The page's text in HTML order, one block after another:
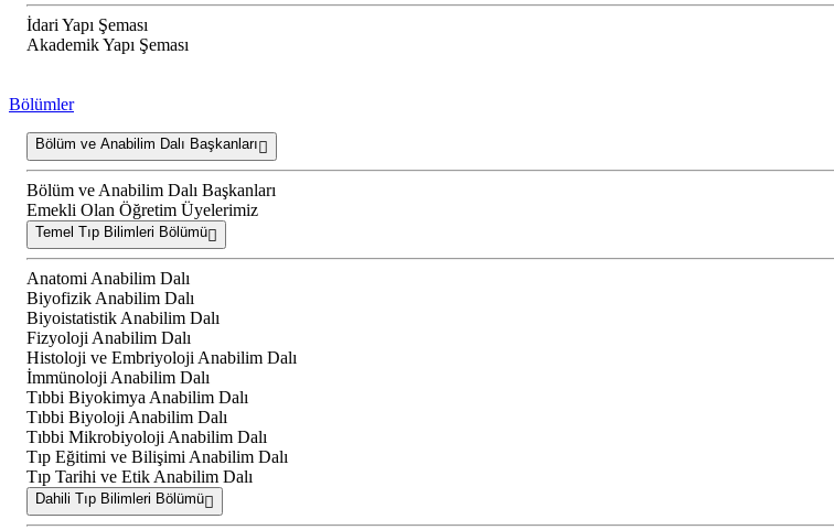
İdari Yapı Şeması
Akademik Yapı Şeması
Bölümler
Bölüm ve Anabilim Dalı Başkanları
Bölüm ve Anabilim Dalı Başkanları
Emekli Olan Öğretim Üyelerimiz
Temel Tıp Bilimleri Bölümü
Anatomi Anabilim Dalı
Biyofizik Anabilim Dalı
Biyoistatistik Anabilim Dalı
Fizyoloji Anabilim Dalı
Histoloji ve Embriyoloji Anabilim Dalı
İmmünoloji Anabilim Dalı
Tıbbi Biyokimya Anabilim Dalı
Tıbbi Biyoloji Anabilim Dalı
Tıbbi Mikrobiyoloji Anabilim Dalı
Tıp Eğitimi ve Bilişimi Anabilim Dalı
Tıp Tarihi ve Etik Anabilim Dalı
Dahili Tıp Bilimleri Bölümü